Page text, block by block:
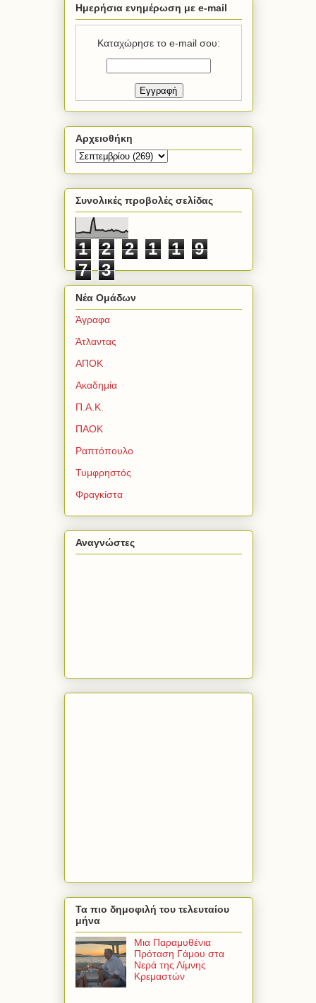
Ημερήσια ενημέρωση με e-mail
Καταχώρησε το e-mail σου:
Αρχειοθήκη
Συνολικές προβολές σελίδας
1 2 2 1 1
9
7
3
Νέα Ομάδων
Άγραφα
Άτλαντας
ΑΠΟΚ
Ακαδημία
Π.Α.Κ.
ΠΑΟΚ
Ραπτόπουλο
Τυμφρηστός
Φραγκίστα
Αναγνώστες
Τα πιο δημοφιλή του τελευταίου
μήνα
Μια Παραμυθένια
Πρόταση Γάμου στα
Νερά της Λίμνης
Κρεμαστών